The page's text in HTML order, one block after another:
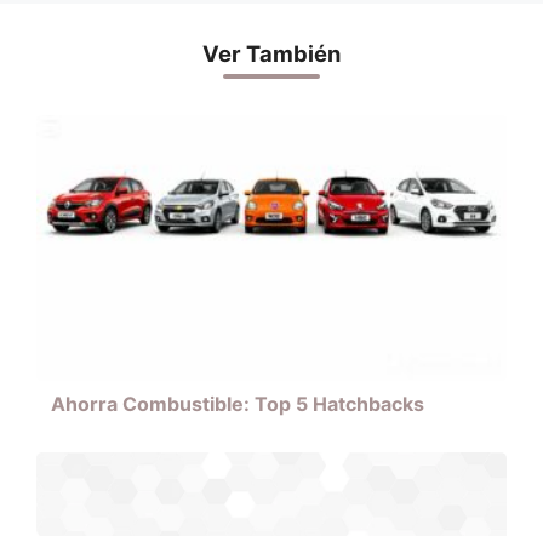
Ver También
Ahorra Combustible: Top 5 Hatchbacks